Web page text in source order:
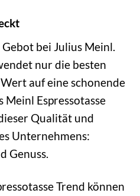
bei Julius Meinl.
nur die besten
auf eine schonende
Espressotasse
Qualität und
Unternehmens:
Genuss.
Trend können